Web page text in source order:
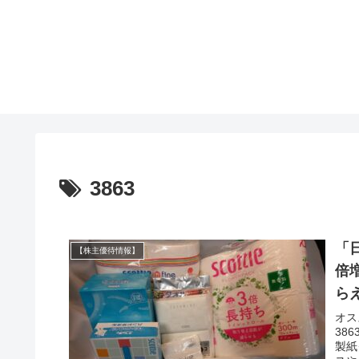
3863
【株主優待情報】
倍
ら
オ
製